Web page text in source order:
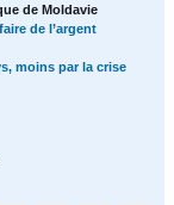
de Moldavie
de l’argent
moins par la crise